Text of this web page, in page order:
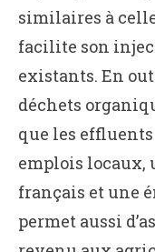
similaires à
facilite son
existants. En
déchets
que les effluents
emplois locaux,
français et une
permet aussi